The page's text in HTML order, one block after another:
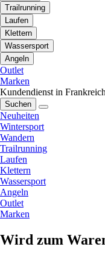
Trailrunning
Laufen
Klettern
Wassersport
Angeln
Outlet
Marken
Kundendienst in Frankreich
Suchen
Neuheiten
Wintersport
Wandern
Trailrunning
Laufen
Klettern
Wassersport
Angeln
Outlet
Marken
Wird zum